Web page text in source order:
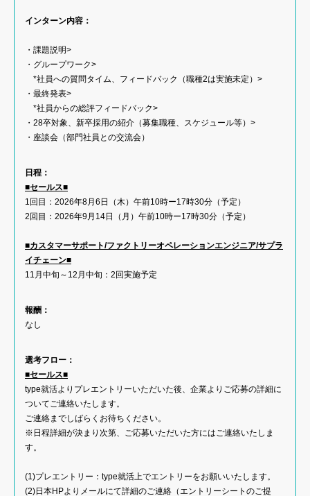
インターン内容：
・課題説明>
・グループワーク>
*社員への質問タイム、フィードバック（職種2は実施未定）>
・最終発表>
*社員からの総評フィードバック>
・28卒対象、新卒採用の紹介（募集職種、スケジュール等）>
・座談会（部門社員との交流会）
日程：
■セールス■
1回目：2026年8月6日（木）午前10時ー17時30分（予定）
2回目：2026年9月14日（月）午前10時ー17時30分（予定）
■カスタマーサポート/ファクトリーオペレーションエンジニア/サプラ
イチェーン■
11月中旬～12月中旬：2回実施予定
報酬：
なし
選考フロー：
■セールス■
type就活よりプレエントリーいただいた後、企業よりご応募の詳細に
ついてご連絡いたします。
ご連絡までしばらくお待ちください。
※日程詳細が決まり次第、ご応募いただいた方にはご連絡いたしま
す。
(1)プレエントリー：type就活上でエントリーをお願いいたします。
(2)日本HPよりメールにて詳細のご連絡（エントリーシートのご提